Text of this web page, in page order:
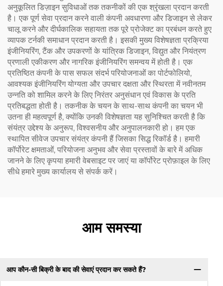
अनुकूलित डिज़ाइन सुविधाओं तक तकनीकों की एक श्रृंखला प्रदान करती
है। एक पूर्ण सेवा प्रदान करने वाली कंपनी अवधारणा और डिजाइन से लेकर
चालू करने और दीर्घकालिक सहायता तक पूरे प्रोजेक्ट का प्रबंधन करते हुए
व्यापक टर्नकी समाधान प्रदान करती है। इसकी मुख्य विशेषज्ञता प्रक्रिया
इंजीनियरिंग, टैंक और उपकरणों के यांत्रिक डिजाइन, विद्युत और नियंत्रण
प्रणाली एकीकरण और नागरिक इंजीनियरिंग समन्वय में होती है। एक
प्रतिष्ठित कंपनी के पास सफल संदर्भ परियोजनाओं का पोर्टफोलियो,
आवश्यक इंजीनियरिंग योग्यता और उपचार दक्षता और स्थिरता में नवीनतम
उन्नति को शामिल करने के लिए निरंतर अनुसंधान एवं विकास के प्रति
प्रतिबद्धता होती है। तकनीक के चयन के साथ-साथ कंपनी का चयन भी
उतना ही महत्वपूर्ण है, क्योंकि उनकी विशेषज्ञता यह सुनिश्चित करती है कि
संयंत्र उद्देश्य के अनुरूप, विश्वसनीय और अनुपालनकारी हो। हम एक
स्थापित सीवेज उपचार संयंत्र कंपनी हैं जिसका सिद्ध रिकॉर्ड है। हमारी
कॉर्पोरेट क्षमताओं, परियोजना अनुभव और सेवा प्रस्तावों के बारे में अधिक
जानने के लिए कृपया हमारी वेबसाइट पर जाएं या कॉर्पोरेट प्रोफ़ाइल के लिए
सीधे हमारे मुख्य कार्यालय से संपर्क करें।
आम समस्या
आप कौन-सी बिक्री के बाद की सेवाएं प्रदान कर सकते हैं?